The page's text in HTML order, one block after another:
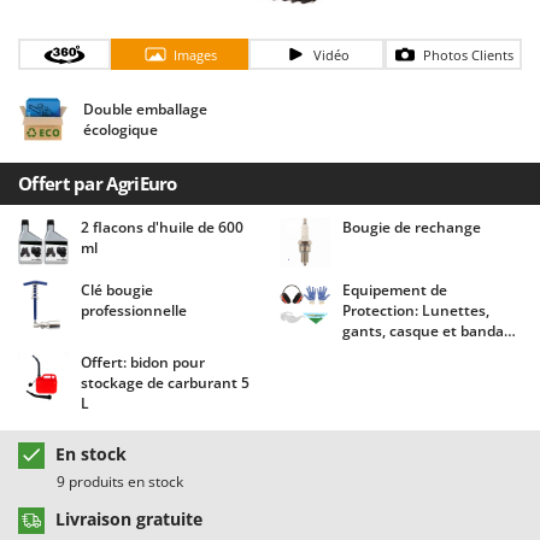
Cisailles à gazon à batterie
Climatiseurs
Compresseurs d'air électriques
Compresseurs pour la récolte des olives et la taille
Coupe-bordures - Trimmers
Coupe-branches
Couveuses à œufs
Cultivateurs Tiller à ressorts - Extirpateurs
D
Débroussailleuses
Décompacteurs agricoles
Découpeurs plasma
Déplaqueuses de gazon
Batavia
Beper
Berkel
Bernardi
Bertolini Pumps
Besser Vacuum
Bestway
Bissell
Black & Decker
BlackStone
Blue Bird
Bomet
Images Vidéo Photos Clients
Double emballage
écologique
Offert par AgriEuro
2 flacons d'huile de 600
ml
Bougie de rechange
Clé bougie
professionnelle
Equipement de
Protection: Lunettes,
gants, casque et bandana
Offert: bidon pour
stockage de carburant 5
L
En stock
9 produits en stock
Livraison gratuite